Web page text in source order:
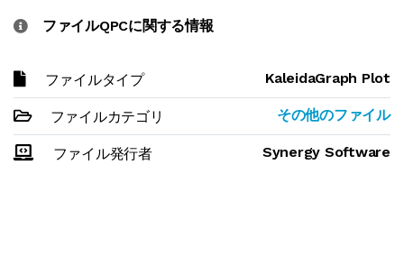
ファイルQPCに関する情報
ファイルタイプ KaleidaGraph Plot
ファイルカテゴリ その他のファイル
ファイル発行者 Synergy Software